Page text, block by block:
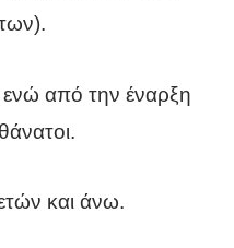
ενώ από την έναρξη
και άνω.